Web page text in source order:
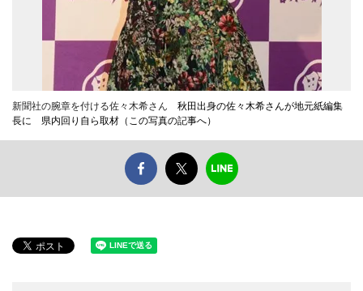
新聞社の腕章を付ける佐々木希さん 秋田出身の佐々木希さんが地元紙編集
長に 県内回り自ら取材（この写真の記事へ）